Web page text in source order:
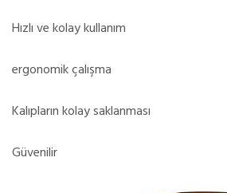
Hızlı ve kolay kullanım
ergonomik çalışma
Kalıpların kolay saklanması
Güvenilir